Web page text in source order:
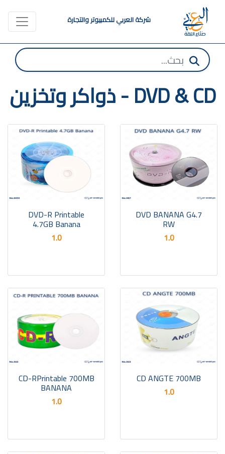
شركة العربي للكمبيوتر والتجارة
DVD & CD - ذواكر وتخزين
DVD BANANA G4.7
RW
1.0
DVD-R Printable
4.7GB Banana
1.0
CD ANGTE 700MB
1.0
CD-RPrintable 700MB
BANANA
1.0